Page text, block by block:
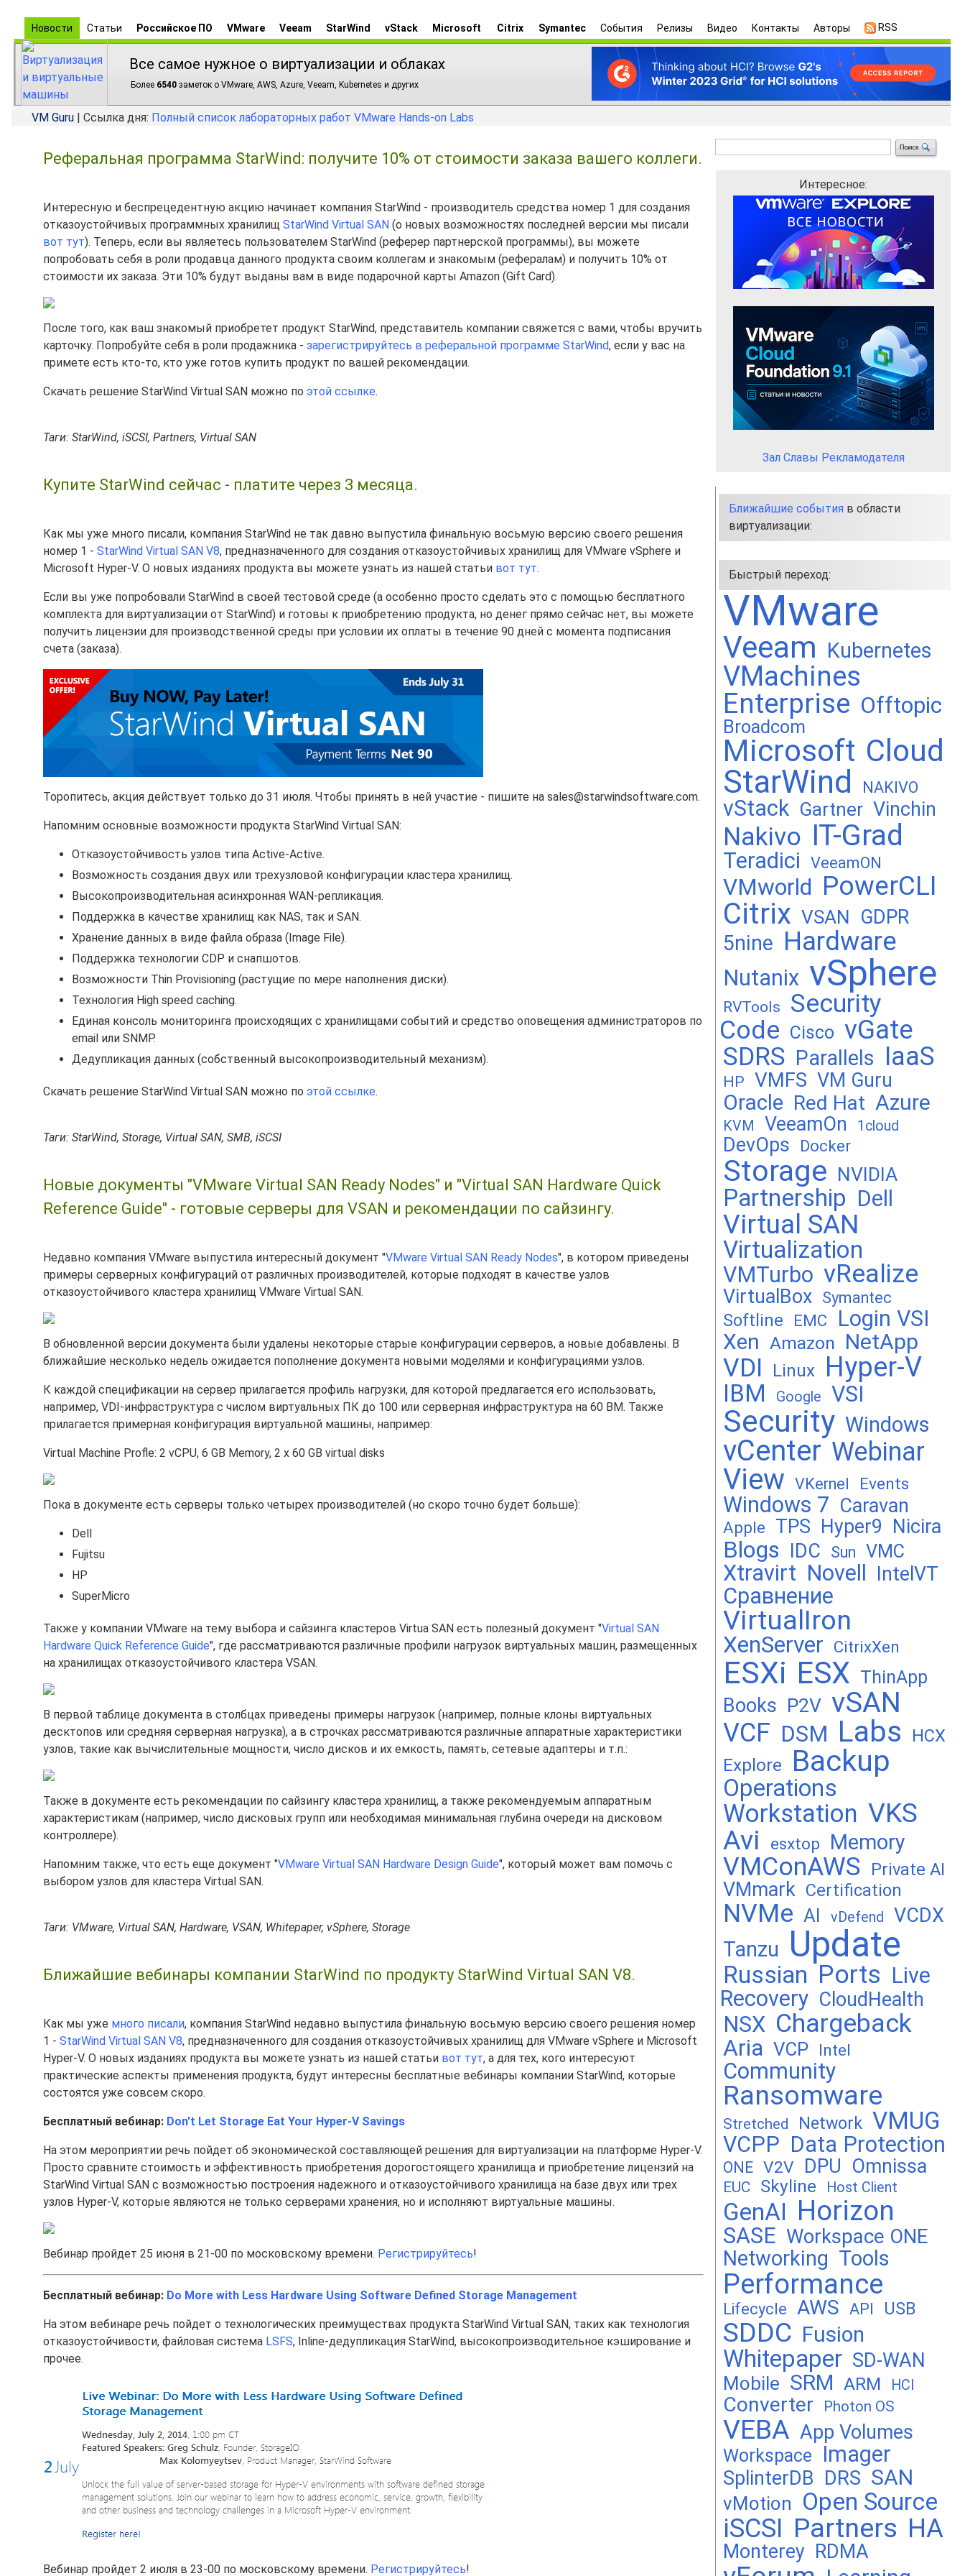
Новости Статьи Российское ПО VMware Veeam StarWind vStack Microsoft Citrix Symantec События Релизы Видео Контакты Авторы RSS
Все самое нужное о виртуализации и облаках
Более 6540 заметок о VMware, AWS, Azure, Veeam, Kubernetes и других
VM Guru | Ссылка дня: Полный список лабораторных работ VMware Hands-on Labs
Реферальная программа StarWind: получите 10% от стоимости заказа вашего коллеги.
Интересную и беспрецедентную акцию начинает компания StarWind - производитель средства номер 1 для создания
отказоустойчивых программных хранилищ StarWind Virtual SAN (о новых возможностях последней версии мы писали
вот тут). Теперь, если вы являетесь пользователем StarWind (реферер партнерской программы), вы можете
попробовать себя в роли продавца данного продукта своим коллегам и знакомым (рефералам) и получить 10% от
стоимости их заказа. Эти 10% будут выданы вам в виде подарочной карты Amazon (Gift Card).
После того, как ваш знакомый приобретет продукт StarWind, представитель компании свяжется с вами, чтобы вручить
карточку. Попробуйте себя в роли продажника - зарегистрируйтесь в реферальной программе StarWind, если у вас на
примете есть кто-то, кто уже готов купить продукт по вашей рекомендации.
Скачать решение StarWind Virtual SAN можно по этой ссылке.
Таги: StarWind, iSCSI, Partners, Virtual SAN
Купите StarWind сейчас - платите через 3 месяца.
Как мы уже много писали, компания StarWind не так давно выпустила финальную восьмую версию своего решения
номер 1 - StarWind Virtual SAN V8, предназначенного для создания отказоустойчивых хранилищ для VMware vSphere и
Microsoft Hyper-V. О новых изданиях продукта вы можете узнать из нашей статьи вот тут.
Если вы уже попробовали StarWind в своей тестовой среде (а особенно просто сделать это с помощью бесплатного
комплекта для виртуализации от StarWind) и готовы к приобретению продукта, но денег прямо сейчас нет, вы можете
получить лицензии для производственной среды при условии их оплаты в течение 90 дней с момента подписания
счета (заказа).
Торопитесь, акция действует только до 31 июля. Чтобы принять в ней участие - пишите на sales@starwindsoftware.com.
Напомним основные возможности продукта StarWind Virtual SAN:
Отказоустойчивость узлов типа Active-Active.
Возможность создания двух или трехузловой конфигурации кластера хранилищ.
Высокопроизводительная асинхронная WAN-репликация.
Поддержка в качестве хранилищ как NAS, так и SAN.
Хранение данных в виде файла образа (Image File).
Поддержка технологии CDP и снапшотов.
Возможности Thin Provisioning (растущие по мере наполнения диски).
Технология High speed caching.
Единая консоль мониторинга происходящих с хранилищами событий и средство оповещения администраторов по
email или SNMP.
Дедупликация данных (собственный высокопроизводительный механизм).
Скачать решение StarWind Virtual SAN можно по этой ссылке.
Таги: StarWind, Storage, Virtual SAN, SMB, iSCSI
Новые документы "VMware Virtual SAN Ready Nodes" и "Virtual SAN Hardware Quick
Reference Guide" - готовые серверы для VSAN и рекомендации по сайзингу.
Недавно компания VMware выпустила интересный документ "VMware Virtual SAN Ready Nodes", в котором приведены
примеры серверных конфигураций от различных производителей, которые подходят в качестве узлов
отказоустойчивого кластера хранилищ VMware Virtual SAN.
В обновленной версии документа были удалены некоторые старые конфигурации серверов, а новые добавлены. В
ближайшие несколько недель ожидается пополнение документа новыми моделями и конфигурациями узлов.
К каждой спецификации на сервер прилагается профиль нагрузки, для которой предлагается его использовать,
например, VDI-инфраструктура с числом виртуальных ПК до 100 или серверная инфраструктура на 60 ВМ. Также
прилагается примерная конфигурация виртуальной машины, например:
Virtual Machine Profle: 2 vCPU, 6 GB Memory, 2 x 60 GB virtual disks
Пока в документе есть серверы только четырех производителей (но скоро точно будет больше):
Dell
Fujitsu
HP
SuperMicro
Также у компании VMware на тему выбора и сайзинга кластеров Virtua SAN есть полезный документ "Virtual SAN
Hardware Quick Reference Guide", где рассматриваются различные профили нагрузок виртуальных машин, размещенных
на хранилищах отказоустойчивого кластера VSAN.
В первой таблице документа в столбцах приведены примеры нагрузок (например, полные клоны виртуальных
десктопов или средняя серверная нагрузка), а в строчках рассматриваются различные аппаратные характеристики
узлов, такие как вычислительные мощности, число дисков и их емкость, память, сетевые адаптеры и т.п.:
Также в документе есть рекомендации по сайзингу кластера хранилищ, а также рекомендуемым аппаратным
характеристикам (например, число дисковых групп или необходимая минимальная глубина очереди на дисковом
контроллере).
Напомним также, что есть еще документ "VMware Virtual SAN Hardware Design Guide", который может вам помочь с
выбором узлов для кластера Virtual SAN.
Таги: VMware, Virtual SAN, Hardware, VSAN, Whitepaper, vSphere, Storage
Ближайшие вебинары компании StarWind по продукту StarWind Virtual SAN V8.
Как мы уже много писали, компания StarWind недавно выпустила финальную восьмую версию своего решения номер
1 - StarWind Virtual SAN V8, предназначенного для создания отказоустойчивых хранилищ для VMware vSphere и Microsoft
Hyper-V. О новых изданиях продукта вы можете узнать из нашей статьи вот тут, а для тех, кого интересуют
практические аспекты применения продукта, будут интересны бесплатные вебинары компании StarWind, которые
состоятся уже совсем скоро.
Бесплатный вебинар: Don't Let Storage Eat Your Hyper-V Savings
На этом мероприятии речь пойдет об экономической составляющей решения для виртуализации на платформе Hyper-V.
Просто сравните стоимость и эффективность приобретения дорогостоящего хранилища и приобретение лицензий на
StarWind Virtual SAN с возможностью построения надежного и отказоустойчивого хранилища на базе двух или трех
узлов Hyper-V, которые являются не только серверами хранения, но и исполняют виртуальные машины.
Вебинар пройдет 25 июня в 21-00 по московскому времени. Регистрируйтесь!
Бесплатный вебинар: Do More with Less Hardware Using Software Defined Storage Management
На этом вебинаре речь пойдет о технологических преимуществах продукта StarWind Virtual SAN, таких как технология
отказоустойчивости, файловая система LSFS, Inline-дедупликация StarWind, высокопроизводительное кэширование и
прочее.
Вебинар пройдет 2 июля в 23-00 по московскому времени. Регистрируйтесь!
Интересное:
Зал Славы Рекламодателя
Ближайшие события в области
виртуализации:
Быстрый переход:
VMware
Veeam Kubernetes
VMachines
Enterprise Offtopic
Broadcom
Microsoft Cloud
StarWind NAKIVO
vStack Gartner Vinchin
Nakivo IT-Grad
Teradici VeeamON
VMworld PowerCLI
Citrix VSAN GDPR
5nine Hardware
Nutanix vSphere
RVTools
Security
Code Cisco vGate
SDRS Parallels IaaS
HP VMFS VM Guru
Oracle Red Hat Azure
KVM VeeamOn 1cloud
DevOps Docker
Storage NVIDIA
Partnership Dell
Virtual SAN
Virtualization
VMTurbo vRealize
VirtualBox Symantec
Softline EMC
Login VSI
Xen Amazon NetApp
VDI Linux Hyper-V
IBM Google VSI
Security Windows
vCenter Webinar
View VKernel Events
Windows 7 Caravan
Apple TPS Hyper9 Nicira
Blogs IDC Sun VMC
Xtravirt Novell IntelVT
Сравнение
VirtualIron
XenServer CitrixXen
ESXi ESX ThinApp
Books P2V vSAN
VCF DSM Labs HCX
Explore Backup
Operations
Workstation VKS
Avi
esxtop Memory
VMConAWS Private AI
VMmark Certification
NVMe AI vDefend VCDX
Tanzu Update
Russian Ports Live
Recovery CloudHealth
NSX Chargeback
Aria VCP Intel
Community
Ransomware
Stretched Network VMUG
VCPP Data Protection
ONE V2V DPU Omnissa
EUC Skyline Host Client
GenAI Horizon
SASE Workspace ONE
Networking Tools
Performance
Lifecycle AWS API USB
SDDC Fusion
Whitepaper SD-WAN
Mobile SRM ARM HCI
Converter Photon OS
VEBA App Volumes
Workspace Imager
SplinterDB DRS SAN
vMotion Open Source
iSCSI Partners HA
Monterey RDMA